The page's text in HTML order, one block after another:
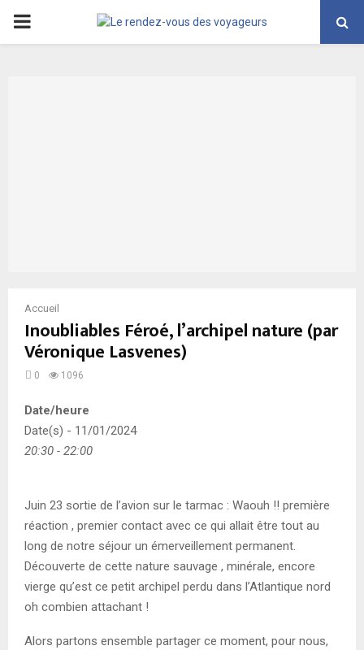
PRIMARY
Accueil
Inoubliables Féroé, l’archipel nature (par
Véronique Lasvenes)
0 1096
Date/heure
Date(s) - 11/01/2024
20:30 - 22:00
Juin 23 sortie de l’avion sur le tarmac : Waouh !! première
réaction , premier contact avec ce qui allait être tout au
long de notre séjour un émerveillement permanent.
Découverte de cette nature sauvage , minérale, encore
vierge qu’est ce petit archipel perdu dans l’Atlantique nord
oh combien attachant !
Alors partons ensemble partager ce moment, pour nous,